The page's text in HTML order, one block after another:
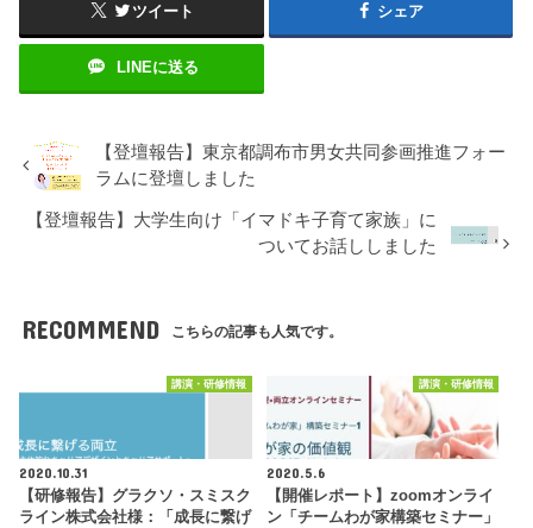
ツイート シェア
LINEに送る
【登壇報告】東京都調布市男女共同参画推進フォー
ラムに登壇しました
【登壇報告】大学生向け「イマドキ子育て家族」に
ついてお話ししました
RECOMMEND こちらの記事も人気です。
講演・研修情報
2020.10.31
【研修報告】グラクソ・スミスク
ライン株式会社様：「成長に繋げ
講演・研修情報
2020.5.6
【開催レポート】zoomオンライ
ン「チームわが家構築セミナー」